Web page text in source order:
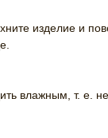
изделие и
влажным, т. е.